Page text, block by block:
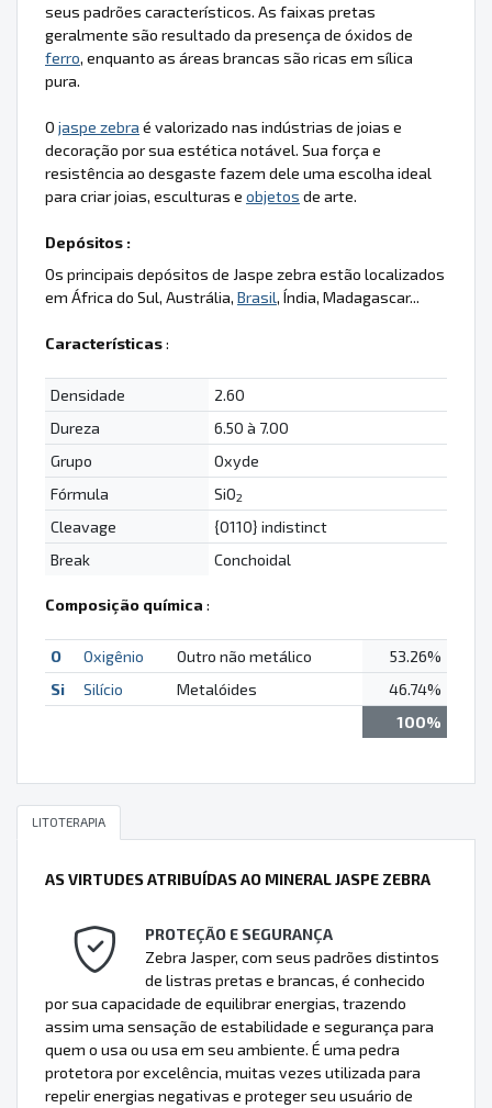
seus padrões característicos. As faixas pretas
geralmente são resultado da presença de óxidos de
ferro, enquanto as áreas brancas são ricas em sílica
pura.
O jaspe zebra é valorizado nas indústrias de joias e
decoração por sua estética notável. Sua força e
resistência ao desgaste fazem dele uma escolha ideal
para criar joias, esculturas e objetos de arte.
Depósitos :
Os principais depósitos de Jaspe zebra estão localizados
em África do Sul, Austrália, Brasil, Índia, Madagascar...
Características:
Densidade
2.60
Dureza
6.50 à 7.00
Grupo
Oxyde
Fórmula
SiO2
Cleavage
{0110} indistinct
Break
Conchoidal
Composição química :
O Oxigênio Outro não metálico
53.26%
Si
Silício Metalóides
46.74%
100%
LITOTERAPIA
AS VIRTUDES ATRIBUÍDAS AO MINERAL JASPE ZEBRA
PROTEÇÃO E SEGURANÇA
Zebra Jasper, com seus padrões distintos
de listras pretas e brancas, é conhecido
por sua capacidade de equilibrar energias, trazendo
assim uma sensação de estabilidade e segurança para
quem o usa ou usa em seu ambiente. É uma pedra
protetora por excelência, muitas vezes utilizada para
repelir energias negativas e proteger seu usuário de